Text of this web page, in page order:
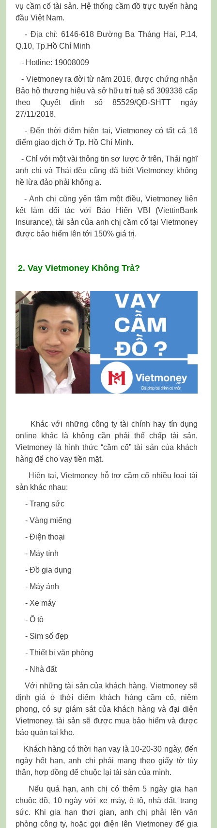
vụ cầm cố tài sản. Hệ thống cầm đồ trực tuyến hàng
đầu Việt Nam.
- Địa chỉ: 6146-618 Đường Ba Tháng Hai, P.14,
Q.10, Tp.Hồ Chí Minh
- Hotline: 19008009
- Vietmoney ra đời từ năm 2016, được chứng nhận
Bảo hộ thương hiệu và sở hữu trí tuệ số 309336 cấp
theo Quyết định số 85529/QĐ-SHTT ngày
27/11/2018.
- Đến thời điểm hiện tại, Vietmoney có tất cả 16
điểm giao dịch ở Tp. Hồ Chí Minh.
- Chỉ với một vài thông tin sơ lược ở trên, Thái nghĩ
anh chị và Thái đều cũng đã biết Vietmoney không
hề lừa đảo phải không ạ.
- Anh chị cũng yên tâm một điều, Vietmoney liên
kết làm đối tác với Bảo Hiển VBI (ViettinBank
Insurance), tài sản của anh chị cầm cố tại Vietmoney
được bảo hiểm lên tới 150% giá trị.
2. Vay Vietmoney Không Trả?
Khác với những công ty tài chính hay tín dụng
online khác là không cần phải thế chấp tài sản,
Vietmoney là hình thức “cầm cố” tài sản của khách
hàng để cho vay tiền mặt.
Hiện tại, Vietmoney hỗ trợ cầm cố nhiều loại tài
sản khác nhau:
- Trang sức
- Vàng miếng
- Điện thoại
- Máy tính
- Đồ gia dụng
- Máy ảnh
- Xe máy
- Ô tô
- Sim số đẹp
- Thiết bị văn phòng
- Nhà đất
Với những tài sản của khách hàng, Vietmoney sẽ
định giá ở thời điểm khách hàng cầm cố, niêm
phong, có sự giám sát của khách hàng và đại diện
Vietmoney, tài sản sẽ được mua bảo hiểm và được
bảo quản tại kho.
Khách hàng có thời hạn vay là 10-20-30 ngày, đến
ngày hết hạn, anh chị phải mang theo giấy tờ tùy
thân, hợp đồng để chuộc lại tài sản của mình.
Nếu quá hạn, anh chị có thêm 5 ngày gia hạn
chuộc đồ, 10 ngày với xe máy, ô tô, nhà đất, trang
sức. Khi gia hạn thơi gian, anh chị phải lên văn
phòng công ty, hoặc gọi điện lên Vietmoney để gia